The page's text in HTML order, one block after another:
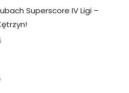
Superscore IV Ligi –